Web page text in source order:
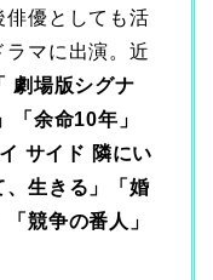
俳優としても活
ラマに出演。近
劇場版シグナ
「余命10年」
サイド 隣にい
、生きる」「婚
競争の番人」